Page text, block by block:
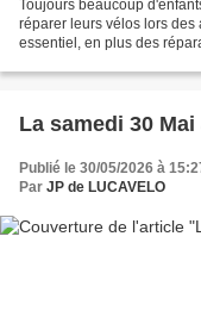
Toujours beaucoup
réparer leurs vélos lors des
essentiel, en plus des
La samedi 30
Publié le 30/05/2026 à
Par JP de LUCAVELO